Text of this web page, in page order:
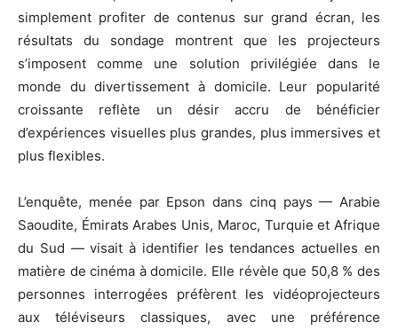
simplement profiter de contenus sur grand écran, les
résultats du sondage montrent que les projecteurs
s’imposent comme une solution privilégiée dans le
monde du divertissement à domicile. Leur popularité
croissante reflète un désir accru de bénéficier
d’expériences visuelles plus grandes, plus immersives et
plus flexibles.
L’enquête, menée par Epson dans cinq pays — Arabie
Saoudite, Émirats Arabes Unis, Maroc, Turquie et Afrique
du Sud — visait à identifier les tendances actuelles en
matière de cinéma à domicile. Elle révèle que 50,8 % des
personnes interrogées préfèrent les vidéoprojecteurs
aux téléviseurs classiques, avec une préférence